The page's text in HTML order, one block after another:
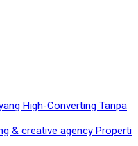
High-Converting Tanpa
& creative agency Properti